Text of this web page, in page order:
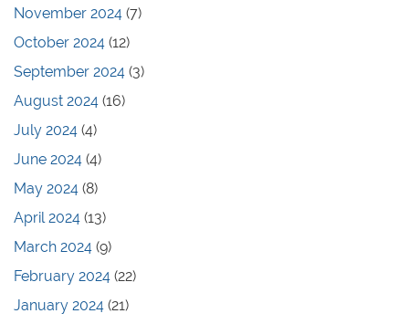
November 2024 (7)
October 2024 (12)
September 2024 (3)
August 2024 (16)
July 2024 (4)
June 2024 (4)
May 2024 (8)
April 2024 (13)
March 2024 (9)
February 2024 (22)
January 2024 (21)